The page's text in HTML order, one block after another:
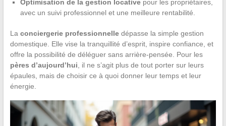
Optimisation de la gestion locativepour les propriétaires,
avec un suivi professionnel et une meilleure rentabilité.
La conciergerie professionnelledépasse la simple gestion
domestique. Elle vise la tranquillité d’esprit, inspire confiance, et
offre la possibilité de déléguer sans arrière-pensée. Pour les
pères d’aujourd’hui , il ne s’agit plus de tout porter sur leurs
épaules, mais de choisir ce à quoi donner leur temps et leur
énergie.